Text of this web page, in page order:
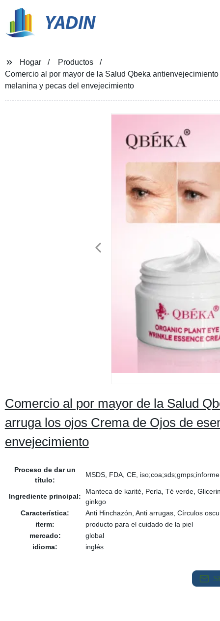
YADIN
Hogar
Productos
Comercio al por mayor de la Salud Qbeka
melanina y pecas del envejecimiento
Comercio al por mayor de la Salud
arruga los ojos Crema de Ojos de
envejecimiento
Proceso de dar un
título:
MSDS, FDA, CE,
Ingrediente principal:
Manteca de karité, Perla, Té verde,
ginkgo
Característica:
Anti Hinchazón, Anti arrugas, Círculos
iterm:
producto para el cuidado de la piel
mercado:
global
idioma:
inglés